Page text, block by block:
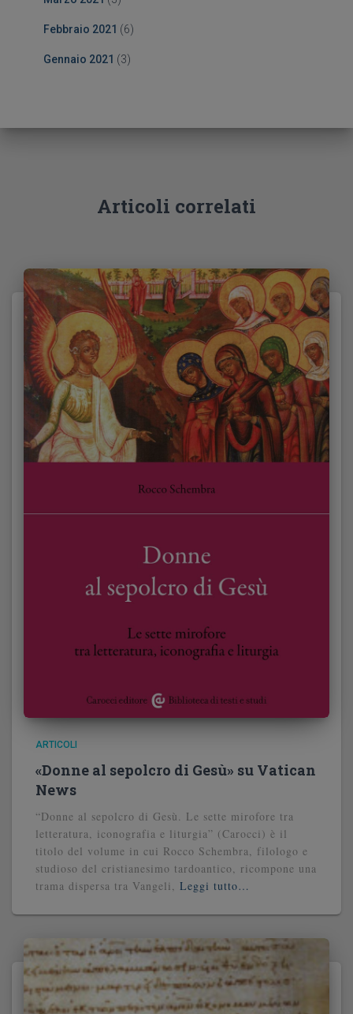
Febbraio 2021 (6)
Gennaio 2021 (3)
Articoli correlati
ARTICOLI
«Donne al sepolcro di Gesù» su Vatican
News
“Donne al sepolcro di Gesù. Le sette mirofore tra
letteratura, iconografia e liturgia” (Carocci) è il
titolo del volume in cui Rocco Schembra, filologo e
studioso del cristianesimo tardoantico, ricompone una
trama dispersa tra Vangeli, Leggi tutto…